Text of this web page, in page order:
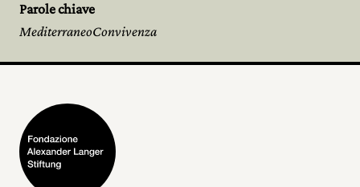
Parole chiave
MediterraneoConvivenza